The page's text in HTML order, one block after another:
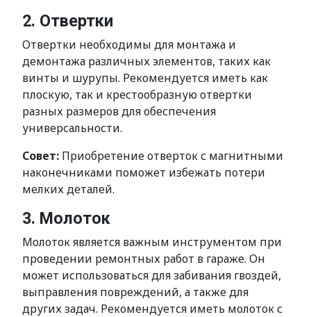
2. Отвертки
Отвертки необходимы для монтажа и
демонтажа различных элементов, таких как
винты и шурупы. Рекомендуется иметь как
плоскую, так и крестообразную отвертки
разных размеров для обеспечения
универсальности.
Совет: Приобретение отверток с магнитными
наконечниками поможет избежать потери
мелких деталей.
3. Молоток
Молоток является важным инструментом при
проведении ремонтных работ в гараже. Он
может использоваться для забивания гвоздей,
выправления повреждений, а также для
других задач. Рекомендуется иметь молоток с